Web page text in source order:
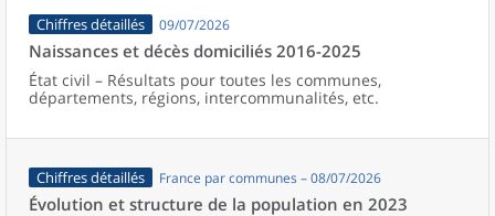
Chiffres détaillés 09/07/2026
Naissances et décès domiciliés 2016-2025
État civil – Résultats pour toutes les communes,
départements, régions, intercommunalités, etc.
Chiffres détaillés France par communes – 08/07/2026
Évolution et structure de la population en 2023